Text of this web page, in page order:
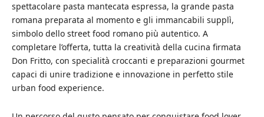
spettacolare pasta mantecata espressa, la grande pasta
romana preparata al momento e gli immancabili supplì,
simbolo dello street food romano più autentico. A
completare l’offerta, tutta la creatività della cucina firmata
Don Fritto, con specialità croccanti e preparazioni gourmet
capaci di unire tradizione e innovazione in perfetto stile
urban food experience.